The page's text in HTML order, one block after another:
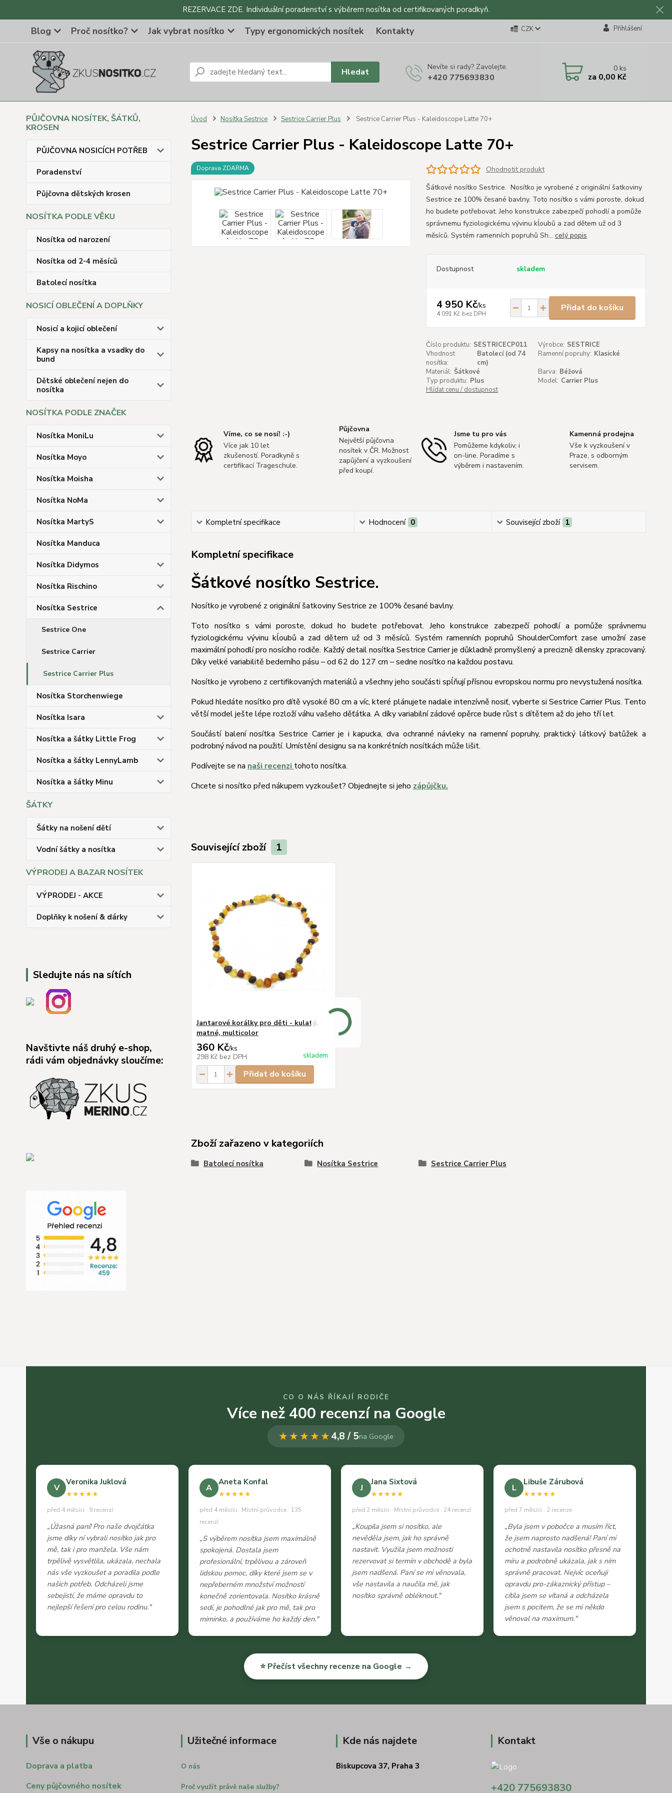
REZERVACE ZDE. Individuální poradenství s výběrem nosítka od certifikovaných poradkyň.
Blog Proč nosítko? Jak vybrat nosítko Typy ergonomických nosítek Kontakty CZK Přihlášení
Hledat Nevíte si rady? Zavolejte.
+420 775693830
0ks
za 0,00 Kč
PŮJČOVNA NOSÍTEK, ŠÁTKŮ,
KROSEN
PŮJČOVNA NOSICÍCH POTŘEB
Poradenství
Půjčovna dětských krosen
NOSÍTKA PODLE VĚKU
Nosítka od narození
Nosítka od 2-4 měsíců
Batolecí nosítka
NOSICÍ OBLEČENÍ A DOPLŇKY
Nosicí a kojicí oblečení
Kapsy na nosítka a vsadky do
bund
Dětské oblečení nejen do
nosítka
NOSÍTKA PODLE ZNAČEK
Nosítka MoniLu
Nosítka Moyo
Nosítka Moisha
Nosítka NoMa
Nosítka MartyS
Nosítka Manduca
Nosítka Didymos
Nosítka Rischino
Nosítka Sestrice
Sestrice One
Sestrice Carrier
Sestrice Carrier Plus
Nosítka Storchenwiege
Nosítka Isara
Nosítka a šátky Little Frog
Nosítka a šátky LennyLamb
Nosítka a šátky Minu
ŠÁTKY
Šátky na nošení dětí
Vodní šátky a nosítka
VÝPRODEJ A BAZAR NOSÍTEK
VÝPRODEJ - AKCE
Doplňky k nošení & dárky
Sledujte nás na sítích
Navštivte náš druhý e-shop,
rádi vám objednávky sloučíme:
Úvod Nosítka Sestrice Sestrice Carrier Plus Sestrice Carrier Plus - Kaleidoscope Latte 70+
Sestrice Carrier Plus - Kaleidoscope Latte 70+
Doprava ZDARMA
Ohodnotit produkt
Šátkové nosítko Sestrice. Nosítko je vyrobené z originální šatkoviny
Sestrice ze 100% česané bavlny. Toto nosítko s vámi poroste, dokud
ho budete potřebovat. Jeho konstrukce zabezpečí pohodlí a pomůže
správnemu fyziologickému vývinu kĺoubů a zad dětem už od 3
měsíců. Systém ramenních popruhů Sh... celý popis
Dostupnost skladem
4 950 Kč/ks
4 091 Kč bez DPH
Přidat do košíku
Číslo produktu: SESTRICECP011 Výrobce: SESTRICE
Vhodnost
nosítka:
Batolecí (od 74
cm)
Ramenní popruhy: Klasické
Materiál: Šátkové Barva: Béžová
Typ produktu: Plus Model: Carrier Plus
Hlídat cenu / dostupnost
Víme, co se nosí! :-)
Více jak 10 let
zkušeností. Poradkyně s
certifikací Trageschule.
Půjčovna
Největší půjčovna
nosítek v ČR. Možnost
zapůjčení a vyzkoušení
před koupí.
Jsme tu pro vás
Pomůžeme kdykoliv, i
on-line. Poradíme s
výběrem i nastavením.
Kamenná prodejna
Vše k vyzkoušení v
Praze, s odborným
servisem.
Kompletní specifikace Hodnocení 0 Související zboží 1
Kompletní specifikace
Šátkové nosítko Sestrice.
Nosítko je vyrobené z originální šatkoviny Sestrice ze 100% česané bavlny.
Toto nosítko s vámi poroste, dokud ho budete potřebovat. Jeho konstrukce zabezpečí pohodlí a pomůže správnemu
fyziologickému vývinu kĺoubů a zad dětem už od 3 měsíců. Systém ramenních popruhů ShoulderComfort zase umožní zase
maximální pohodlí pro nosícího rodiče. Každý detail nosítka Sestrice Carrier je důkladně promyšlený a precizně dílensky zpracovaný.
Díky velké variabilitě bederního pásu – od 62 do 127 cm – sedne nosítko na každou postavu.
Nosítko je vyrobeno z certifikovaných materiálů a všechny jeho součásti spĺňují přísnou evropskou normu pro nevystužená nosítka.
Pokud hledáte nosítko pro dítě vysoké 80 cm a víc, které plánujete nadale intenzívně nosiť, vyberte si Sestrice Carrier Plus. Tento
větší model ješte lépe rozloží váhu vašeho děťátka. A díky variabilní zádové opěrce bude růst s dítětem až do jeho tří let.
Součástí balení nosítka Sestrice Carrier je i kapucka, dva ochranné návleky na ramenní popruhy, praktický látkový batůžek a
podrobný návod na použití. Umístění designu sa na konkrétních nosítkách může lišit.
Podívejte se na naši recenzi tohoto nosítka.
Chcete si nosítko před nákupem vyzkoušet? Objednejte si jeho zápůjčku.
Související zboží 1
Jantarové korálky pro děti - kulaté,
matné, multicolor
360 Kč/ks
298 Kč bez DPH skladem
Přidat do košíku
Zboží zařazeno v kategoriích
Batolecí nosítka Nosítka Sestrice Sestrice Carrier Plus
CO O NÁS ŘÍKAJÍ RODIČE
Více než 400 recenzí na Google
★★★★★4,8 / 5na Google
V
Veronika Juklová
★★★★★
před 4 měsíci · 9 recenzí
„Úžasná paní! Pro naše dvojčátka
jsme díky ní vybrali nosítko jak pro
mě, tak i pro manžela. Vše nám
trpělivě vysvětlila, ukázala, nechala
nás vše vyzkoušet a poradila podle
našich potřeb. Odcházeli jsme
sebejistí, že máme opravdu to
nejlepší řešení pro celou rodinu."
A
Aneta Konfal
★★★★★
před 4 měsíci · Místní průvodce · 135
recenzí
„S výběrem nosítka jsem maximálně
spokojená. Dostala jsem
profesionální, trpělivou a zároveň
lidskou pomoc, díky které jsem se v
nepřeberném množství možností
konečně zorientovala. Nosítko krásně
sedí, je pohodlné jak pro mě, tak pro
miminko, a používáme ho každý den."
J
Jana Sixtová
★★★★★
před 2 měsíci · Místní průvodce · 24 recenzí
„Koupila jsem si nosítko, ale
nevěděla jsem, jak ho správně
nastavit. Využila jsem možnosti
rezervovat si termín v obchodě a byla
jsem nadšená. Paní se mi věnovala,
vše nastavila a naučila mě, jak
nosítko správně obléknout."
L
Libuše Zárubová
★★★★★
před 7 měsíci · 2 recenze
„Byla jsem v pobočce a musím říct,
že jsem naprosto nadšená! Paní mi
ochotně nastavila nosítko přesně na
míru a podrobně ukázala, jak s ním
správně pracovat. Nejvíc oceňuji
opravdu pro-zákaznický přístup –
cítila jsem se vítaná a odcházela
jsem s pocitem, že se mi někdo
věnoval na maximum."
⭐ Přečíst všechny recenze na Google →
Vše o nákupu
Doprava a platba
Ceny půjčovného nosítek
Užitečné informace
O nás
Proč využít právě naše služby?
Kde nás najdete
Biskupcova 37, Praha 3
Kontakt
+420 775693830